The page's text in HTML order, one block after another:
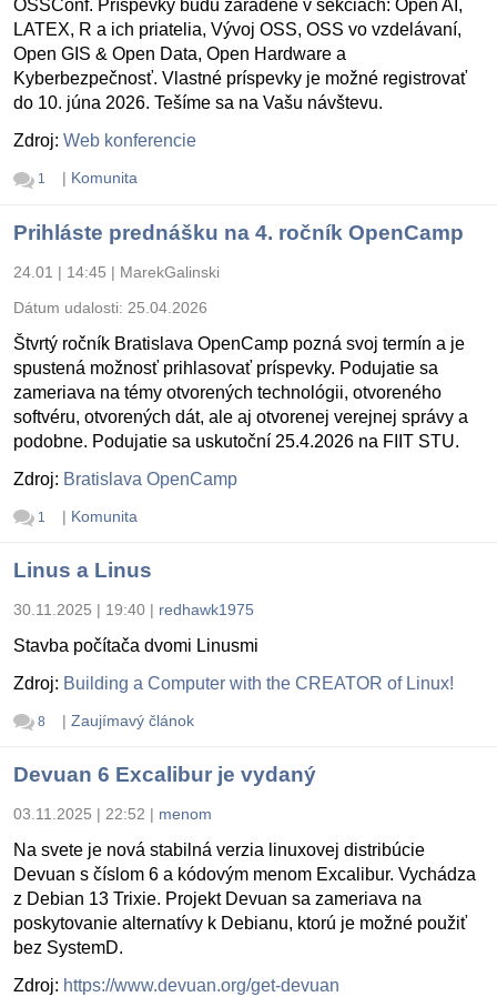
OSSConf. Príspevky budú zaradené v sekciách: Open AI,
LATEX, R a ich priatelia, Vývoj OSS, OSS vo vzdelávaní,
Open GIS & Open Data, Open Hardware a
Kyberbezpečnosť. Vlastné príspevky je možné registrovať
do 10. júna 2026. Tešíme sa na Vašu návštevu.
Zdroj: Web konferencie
1 | Komunita
Prihláste prednášku na 4. ročník OpenCamp
24.01 | 14:45 | MarekGalinski
Dátum udalosti: 25.04.2026
Štvrtý ročník Bratislava OpenCamp pozná svoj termín a je
spustená možnosť prihlasovať príspevky. Podujatie sa
zameriava na témy otvorených technológii, otvoreného
softvéru, otvorených dát, ale aj otvorenej verejnej správy a
podobne. Podujatie sa uskutoční 25.4.2026 na FIIT STU.
Zdroj: Bratislava OpenCamp
1 | Komunita
Linus a Linus
30.11.2025 | 19:40 | redhawk1975
Stavba počítača dvomi Linusmi
Zdroj: Building a Computer with the CREATOR of Linux!
8 | Zaujímavý článok
Devuan 6 Excalibur je vydaný
03.11.2025 | 22:52 | menom
Na svete je nová stabilná verzia linuxovej distribúcie
Devuan s číslom 6 a kódovým menom Excalibur. Vychádza
z Debian 13 Trixie. Projekt Devuan sa zameriava na
poskytovanie alternatívy k Debianu, ktorú je možné použiť
bez SystemD.
Zdroj: https://www.devuan.org/get-devuan